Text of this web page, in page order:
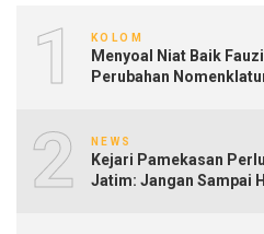
1 KOLOM
Menyoal Niat Baik
Perubahan
2 NEWS
Kejari Pamekasan
Jatim: Jangan Sampai